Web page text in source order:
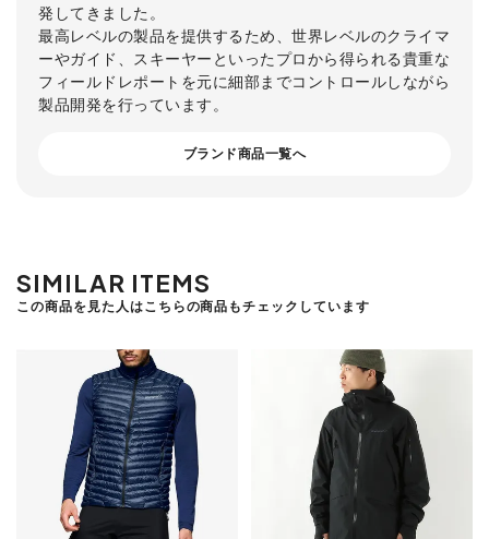
発してきました。
最高レベルの製品を提供するため、世界レベルのクライマ
ーやガイド、スキーヤーといったプロから得られる貴重な
フィールドレポートを元に細部までコントロールしながら
製品開発を行っています。
ブランド商品一覧へ
SIMILAR ITEMS
この商品を見た人はこちらの商品もチェックしています